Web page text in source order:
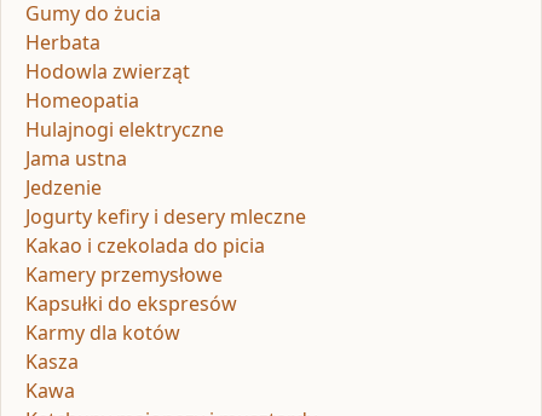
Gumy do żucia
Herbata
Hodowla zwierząt
Homeopatia
Hulajnogi elektryczne
Jama ustna
Jedzenie
Jogurty kefiry i desery mleczne
Kakao i czekolada do picia
Kamery przemysłowe
Kapsułki do ekspresów
Karmy dla kotów
Kasza
Kawa